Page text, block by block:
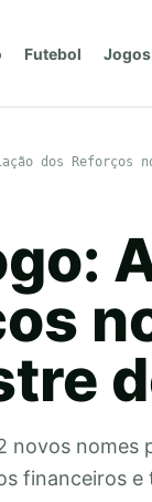
Futebol Jogos
dos Reforços
novos nomes
financeiros e